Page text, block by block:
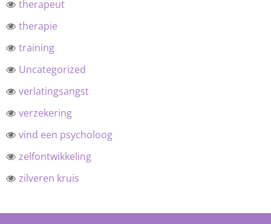
therapeut
therapie
training
Uncategorized
verlatingsangst
verzekering
vind een psycholoog
zelfontwikkeling
zilveren kruis